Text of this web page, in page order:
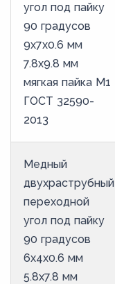
угол под пайку
90 градусов
9х7х0.6 мм
7.8х9.8 мм
мягкая пайка М1
ГОСТ 32590-
2013
Медный
двухраструбный
переходной
угол под пайку
90 градусов
6х4х0.6 мм
5.8х7.8 мм